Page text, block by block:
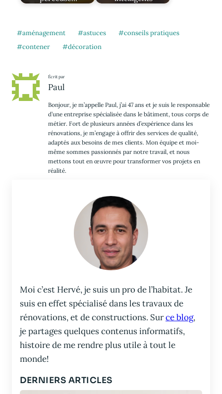
aménagement astuces
conseils pratiques
contener
décoration
Écrit par
Paul
Bonjour, je m’appelle Paul, j’ai 47 ans et je suis le responsable
d’une entreprise spécialisée dans le bâtiment, tous corps de
métier. Fort de plusieurs années d’expérience dans les
rénovations, je m’engage à offrir des services de qualité,
adaptés aux besoins de mes clients. Mon équipe et moi-
même sommes passionnés par notre travail, et nous
mettons tout en œuvre pour transformer vos projets en
réalité.
Moi c’est Hervé, je suis un pro de l’habitat. Je
suis en effet spécialisé dans les travaux de
rénovations, et de constructions. Surce blog,
je partages quelques contenus informatifs,
histoire de me rendre plus utile à tout le
monde!
DERNIERS ARTICLES